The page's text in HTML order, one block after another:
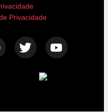
Privacidade